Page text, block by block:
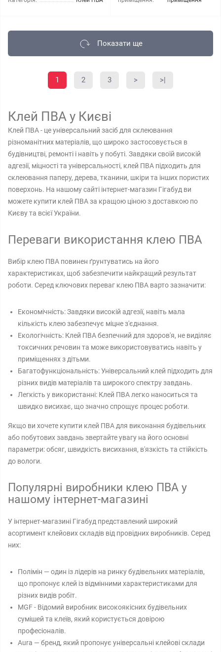
Показати ще
1 2 3 > >|
Клей ПВА у Києві
Клей ПВА - це універсальний засіб для склеювання
різноманітних матеріалів, що широко застосовується в
будівництві, ремонті і навіть у побуті. Завдяки своїй високій
адгезії, міцності та універсальності, клей ПВА підходить для
склеювання паперу, дерева, тканини, шкіри та інших пористих
поверхонь. На нашому сайті інтернет-магазин Гігабуд ви
можете купити клей ПВА за кращою ціною з доставкою по
Києву та всієї України.
Переваги використання клею ПВА
Вибір клею ПВА повинен ґрунтуватись на його
характеристиках, щоб забезпечити найкращий результат
роботи. Серед ключових переваг клею ПВА варто зазначити:
Економічність: Завдяки високій адгезії, навіть мала
кількість клею забезпечує міцне з'єднання.
Екологічність: Клей ПВА безпечний для здоров'я, не виділяє
токсичних речовин та може використовуватись навіть у
приміщеннях з дітьми.
Багатофункціональність: Універсальний клей підходить для
різних видів матеріалів та широкого спектру завдань.
Легкість у використанні: Клей ПВА легко наноситься та
швидко висихає, що значно спрощує процес роботи.
Якщо ви хочете купити клей ПВА для виконання будівельних
або побутових завдань звертайте увагу на його основні
параметри: обсяг, швидкість висихання, в'язкість та стійкість
до вологи.
Популярні виробники клею ПВА у
нашому інтернет-магазині
У інтернет-магазині Гігабуд представлений широкий
асортимент клейових складів від провідних виробників. Серед
них:
Полімін — один із лідерів на ринку будівельних матеріалів,
що пропонує клей із відмінними характеристиками для
різних видів робіт.
MGF - Відомий виробник високоякісних будівельних
сумішей та клеїв, який користується довірою
професіоналів.
Aura — бренд, який пропонує універсальні клейові склади